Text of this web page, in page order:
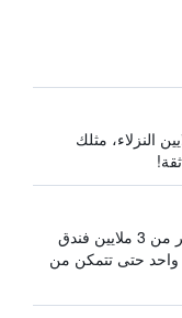
النزلاء، مثلك
يبحث HotelsCombined في أكثر من 3 ملايين فندق
حتى تتمكن من